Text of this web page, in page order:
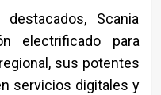
Scania
electrificado para
sus potentes
servicios digitales y